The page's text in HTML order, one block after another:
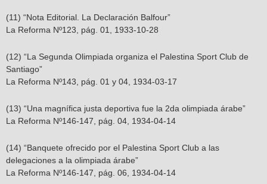
(11) “Nota Editorial. La Declaración Balfour”
La Reforma Nº123, pág. 01, 1933-10-28
(12) “La Segunda Olimpiada organiza el Palestina Sport Club de
Santiago”
La Reforma Nº143, pág. 01 y 04, 1934-03-17
(13) “Una magnífica justa deportiva fue la 2da olimpiada árabe”
La Reforma Nº146-147, pág. 04, 1934-04-14
(14) “Banquete ofrecido por el Palestina Sport Club a las
delegaciones a la olimpiada árabe”
La Reforma Nº146-147, pág. 06, 1934-04-14